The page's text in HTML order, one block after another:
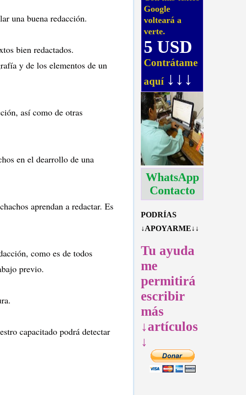
Google
volteará a
verte.
5 USD
Contrátame
aquí ↓↓↓
WhatsApp
Contacto
PODRÍAS
↓APOYARME↓↓
Tu ayuda
me
permitirá
escribir
más
↓artículos
↓
una buena redacción.
bien redactados.
y de los elementos de un
así como de otras
en el dearrollo de una
aprendan a redactar. Es
como es de todos
previo.
capacitado podrá detectar